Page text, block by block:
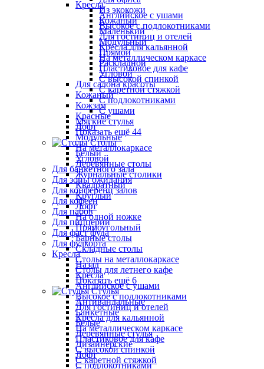
Кресла
Английское с ушами
Высокое с подлокотниками
Для гостиниц и отелей
Кресла для кальянной
На металлическом каркасе
Пластиковое для кафе
С высокой спинкой
С каретной стяжкой
С подлокотниками
С ушами
Мягкие стулья
Показать ещё 44
Столы
Белый
Деревянные столы
Журнальные столики
Квадратный
Круглый
Лофт
На одной ножке
Прямоугольный
Барные столы
Складные столы
Столы на металлокаркасе
Столы для летнего кафе
Показать ещё 6
Стулья
Антивандальные
Банкетные
Белые
Деревянные стулья
Дизайнерские
Лофт
С подлокотниками
Из экокожи
Кожаный
Маленький
Модульный
Прямой
Раскладной
Угловой
Для салона красоты
Кожаный
Кожзам
Красные
Лофт
Модульные
На металлокаркасе
Угловой
Для банкетного зала
Для зоны ожидания
Для конференц залов
Для кофеен
Для пабов
Для пиццерии
Для фаст фуда
Для фудкорта
Кресла
Назад
Кресла
Английское с ушами
Высокое с подлокотниками
Для гостиниц и отелей
Кресла для кальянной
На металлическом каркасе
Пластиковое для кафе
С высокой спинкой
С каретной стяжкой